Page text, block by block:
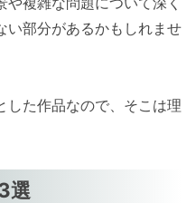
い部分があるかもしれませ
した作品なので、そこは理
選